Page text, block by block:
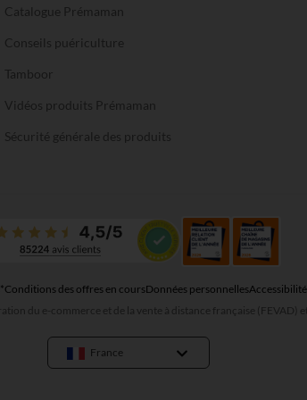
Catalogue Prémaman
Conseils puériculture
Tamboor
Vidéos produits Prémaman
Sécurité générale des produits
*Conditions des offres en coursDonnées personnelles
du e-commerce et de la vente à distance française (FEVAD)
France